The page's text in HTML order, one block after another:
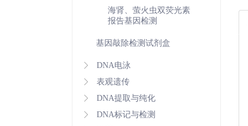
海肾、萤火虫双荧光素
报告基因检测
基因敲除检测试剂盒
DNA电泳
表观遗传
DNA提取与纯化
DNA标记与检测